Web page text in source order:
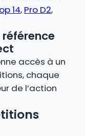
14, Pro D2,
accès à un
chaque
de l’action